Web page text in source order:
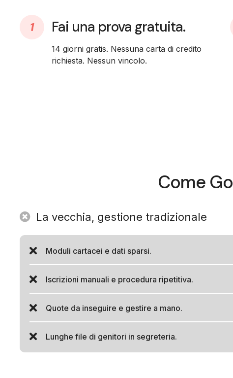
Fai una prova gratuita.
14 giorni gratis. Nessuna carta di credito
richiesta. Nessun vincolo.
Come
La vecchia, gestione tradizionale
Moduli cartacei e dati sparsi.
Iscrizioni manuali e procedura ripetitiva.
Quote da inseguire e gestire a mano.
Lunghe file di genitori in segreteria.